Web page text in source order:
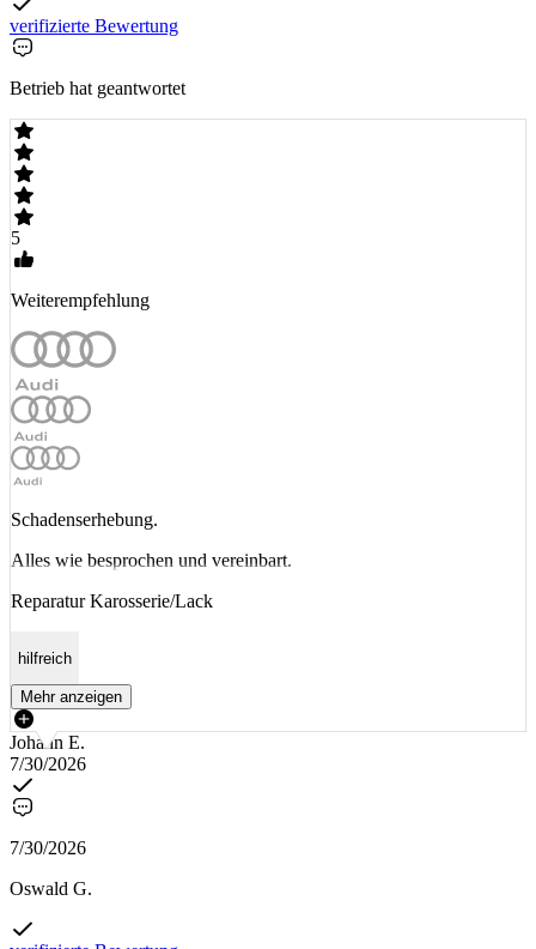
verifizierte Bewertung
Betrieb hat geantwortet
5
Weiterempfehlung
Schadenserhebung.
Alles wie besprochen und vereinbart.
Reparatur Karosserie/Lack
hilfreich
Mehr anzeigen
Johann E.
7/30/2026
7/30/2026
Oswald G.